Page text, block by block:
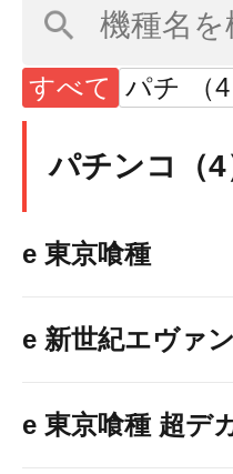
すべて パチ （4
パチンコ（4
e 東京喰種
e 新世紀エヴァ
e 東京喰種 超デ